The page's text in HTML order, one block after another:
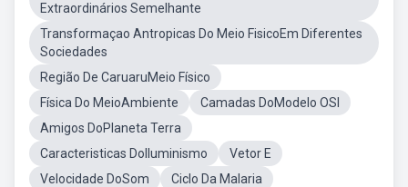
Extraordinários Semelhante
Transformaçao Antropicas Do Meio FisicoEm Diferentes
Sociedades
Região De CaruaruMeio Físico
Física Do MeioAmbiente
Camadas DoModelo OSI
Amigos DoPlaneta Terra
Caracteristicas DoIluminismo
Vetor E
Velocidade DoSom
Ciclo Da Malaria